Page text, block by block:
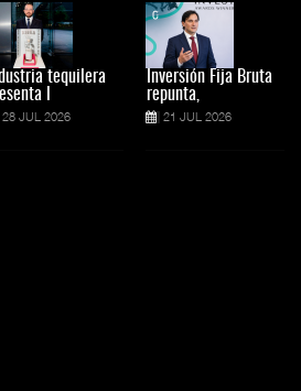
tequilera
l
28 JUL 2026
Inversión Fija Bruta
repunta,
21 JUL 2026